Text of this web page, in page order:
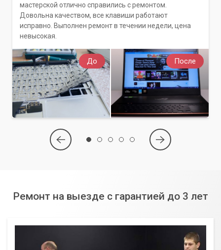
До После
мастерской отлично справились с ремонтом.
Довольна качеством, все клавиши работают
исправно. Выполнен ремонт в течении недели, цена
невысокая.
Ремонт на выезде с гарантией до 3 лет